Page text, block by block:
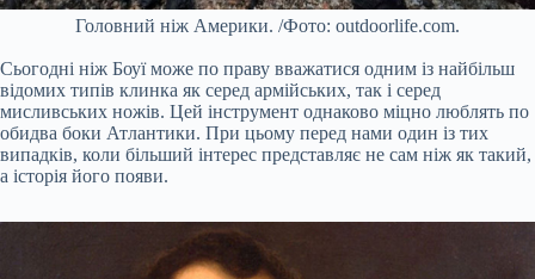
Головний ніж Америки. /Фото: outdoorlife.com.
Сьогодні ніж Боуї може по праву вважатися одним із найбільш
відомих типів клинка як серед армійських, так і серед
мисливських ножів. Цей інструмент однаково міцно люблять по
обидва боки Атлантики. При цьому перед нами один із тих
випадків, коли більший інтерес представляє не сам ніж як такий,
а історія його появи.